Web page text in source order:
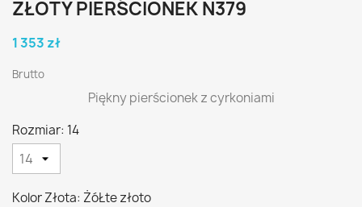
ZŁOTY PIERŚCIONEK N379
1 353 zł
Brutto
Piękny pierścionek z cyrkoniami
Rozmiar: 14
Kolor Złota: ŻóŁte złoto